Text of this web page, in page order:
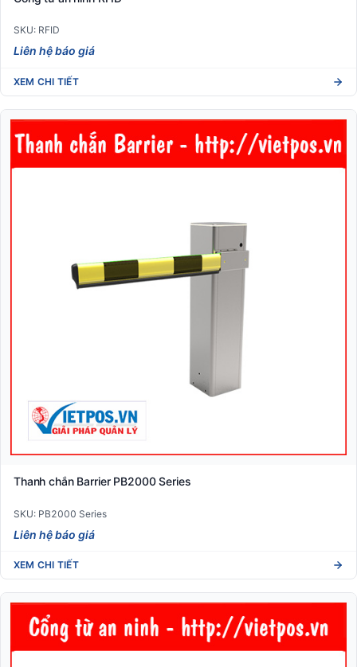
SKU: RFID
Liên hệ báo giá
XEM CHI TIẾT
Thanh chắn Barrier PB2000 Series
SKU: PB2000 Series
Liên hệ báo giá
XEM CHI TIẾT